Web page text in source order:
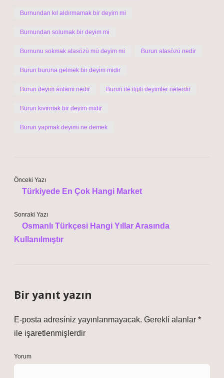
Burnundan kıl aldırmamak bir deyim mi
Burnundan solumak bir deyim mi
Burnunu sokmak atasözü mü deyim mi Burun atasözü nedir
Burun buruna gelmek bir deyim midir
Burun deyim anlamı nedir Burun ile ilgili deyimler nelerdir
Burun kıvırmak bir deyim midir
Burun yapmak deyimi ne demek
Önceki Yazı
Türkiyede En Çok Hangi Market
Sonraki Yazı
Osmanlı Türkçesi Hangi Yıllar Arasında
Kullanılmıştır
Bir yanıt yazın
E-posta adresiniz yayınlanmayacak. Gerekli alanlar *
ile işaretlenmişlerdir
Yorum